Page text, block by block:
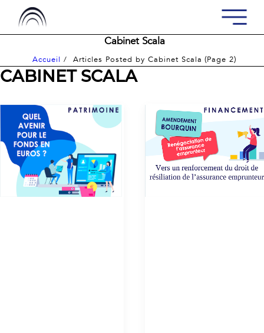
Cabinet Scala
Accueil Articles Posted by Cabinet Scala (Page 2)
CABINET SCALA